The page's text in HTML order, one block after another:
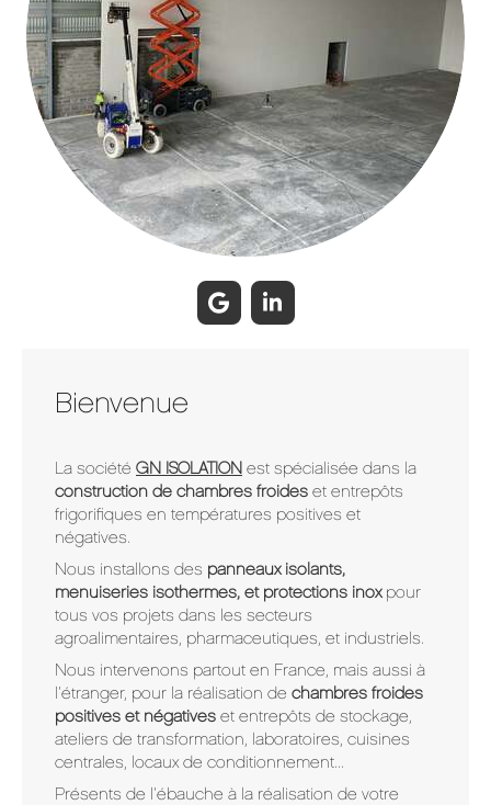
Bienvenue
La société GN ISOLATION est spécialisée dans la
construction de chambres froides et entrepôts
frigorifiques en températures positives et
négatives.
Nous installons des panneaux isolants,
menuiseries isothermes, et protections inoxpour
tous vos projets dans les secteurs
agroalimentaires, pharmaceutiques, et industriels.
Nous intervenons partout en France, mais aussi à
l'étranger, pour la réalisation de chambres froides
positives et négatives et entrepôts de stockage,
ateliers de transformation, laboratoires, cuisines
centrales, locaux de conditionnement...
Présents de l'ébauche à la réalisation de votre